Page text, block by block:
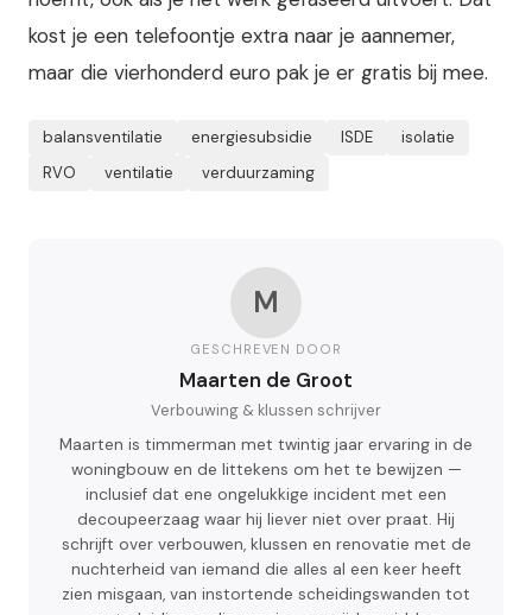
kost je een telefoontje extra naar je aannemer,
maar die vierhonderd euro pak je er gratis bij mee.
balansventilatie energiesubsidie ISDE
isolatie
RVO
ventilatie verduurzaming
M
GESCHREVEN DOOR
Maarten de Groot
Verbouwing & klussen schrijver
Maarten is timmerman met twintig jaar ervaring in de
woningbouw en de littekens om het te bewijzen —
inclusief dat ene ongelukkige incident met een
decoupeerzaag waar hij liever niet over praat. Hij
schrijft over verbouwen, klussen en renovatie met de
nuchterheid van iemand die alles al een keer heeft
zien misgaan, van instortende scheidingswanden tot